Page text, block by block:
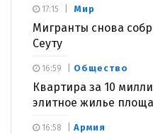
Мир
Мигранты снова
Сеуту
17:15
Общество
Квартира за 10
элитное жилье
16:59
Армия
16:58